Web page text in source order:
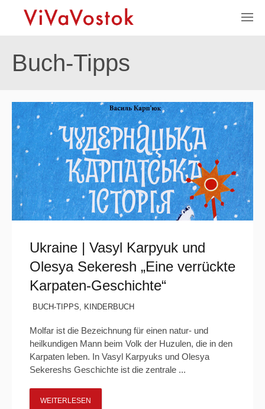
Buch-Tipps
Ukraine | Vasyl Karpyuk und
Olesya Sekeresh „Eine verrückte
Karpaten-Geschichte“
BUCH-TIPPS, KINDERBUCH
Molfar ist die Bezeichnung für einen natur- und
heilkundigen Mann beim Volk der Huzulen, die in den
Karpaten leben. In Vasyl Karpyuks und Olesya
Sekereshs Geschichte ist die zentrale ...
WEITERLESEN